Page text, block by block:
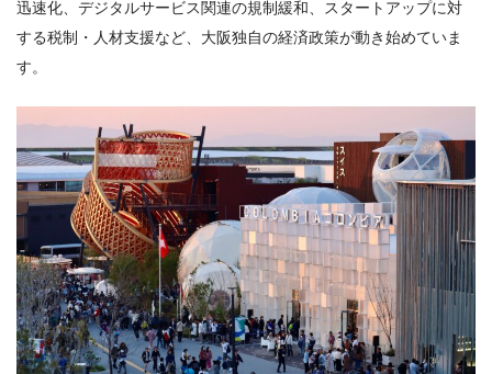
迅速化、デジタルサービス関連の規制緩和、スタートアップに対
する税制・人材支援など、大阪独自の経済政策が動き始めていま
す。